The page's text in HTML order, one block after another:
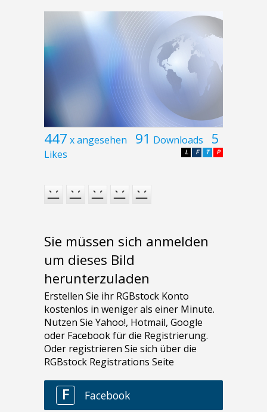
447 x angesehen 91 Downloads 5
Likes P
T
F
L
Sie müssen sich anmelden
um dieses Bild
herunterzuladen